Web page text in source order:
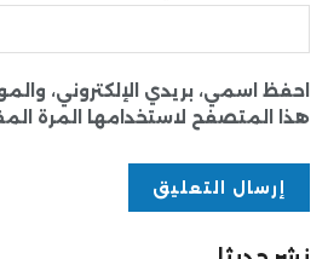
احفظ اسمي، بريدي الإلكتروني،
هذا المتصفح لاستخدامها المرة